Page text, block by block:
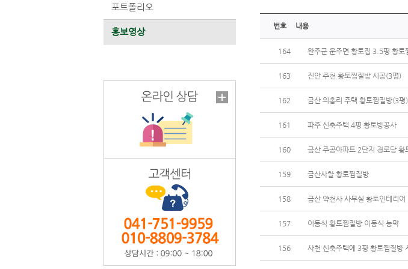
포트폴리오
홍보영상
번호 내용
164 완주군 운주면 황토집 3.5평 황토
163 진안 주천 황토찜질방 시공(3평)
162 금산 의총리 주택 황토찜질방(3평)
161 파주 신축주택 4평 황토방공사
160 금산 주공아파트 2단지 경로당 황
159 금산사찰 황토찜질방
158 금산 약천사 사무실 황토인테리어
157 이동식 황토찜질방 이동식 농막
156 사천 신축주택에 3평 황토찜질방